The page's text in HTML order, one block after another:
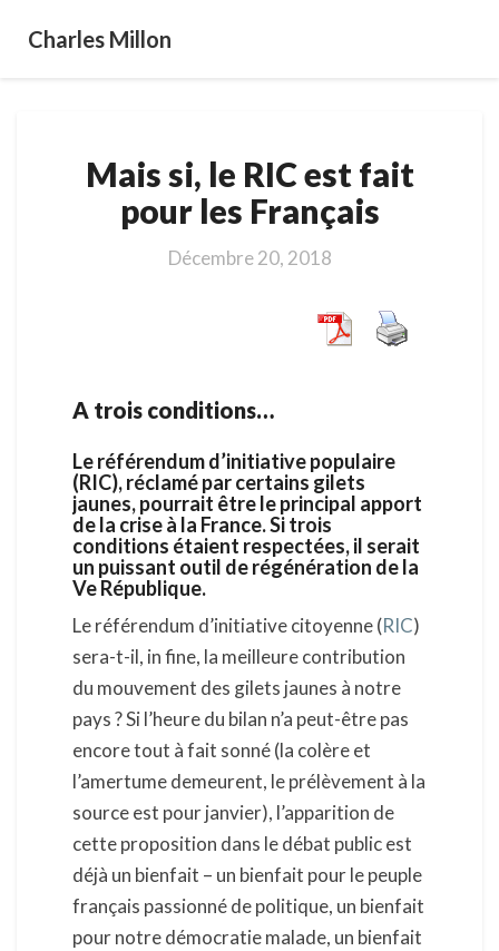
Charles Millon
si,
le
RIC
fait
Mais si, le RIC est fait
pour les Français
Décembre 20, 2018
A trois conditions…
Le référendum d’initiative populaire
(RIC), réclamé par certains gilets
jaunes, pourrait être le principal apport
de la crise à la France. Si trois
conditions étaient respectées, il serait
un puissant outil de régénération de la
Ve République.
Le référendum d’initiative citoyenne (RIC)
sera-t-il, in fine, la meilleure contribution
du mouvement des gilets jaunes à notre
pays ? Si l’heure du bilan n’a peut-être pas
encore tout à fait sonné (la colère et
l’amertume demeurent, le prélèvement à la
source est pour janvier), l’apparition de
cette proposition dans le débat public est
déjà un bienfait – un bienfait pour le peuple
français passionné de politique, un bienfait
pour notre démocratie malade, un bienfait